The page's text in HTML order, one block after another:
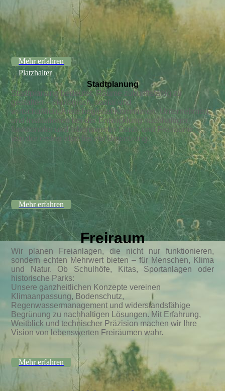
Mehr erfahren
Platzhalter
Stadtplanung
Stadtplanung bedeutet, Räume zukunftsfähig zu
gestalten – ökologisch, sozial und
wirtschaftlich. Arete begleitet Kommunen, Unternehmen
und Institutionen bei der Entwicklung nachhaltiger,
funktionaler und lebenswerter Stadt- und Freiräume –
von der ersten Idee bis zur Umsetzung.
Mehr erfahren
Freiraum
Wir planen Freianlagen, die nicht nur funktionieren,
sondern echten Mehrwert bieten – für Menschen, Klima
und Natur. Ob Schulhöfe, Kitas, Sportanlagen oder
historische Parks:
Unsere ganzheitlichen Konzepte vereinen
Klimaanpassung, Bodenschutz,
Regenwassermanagement und widerstandsfähige
Begrünung zu nachhaltigen Lösungen. Mit Erfahrung,
Weitblick und technischer Präzision machen wir Ihre
Vision von lebenswerten Freiräumen wahr.
Mehr erfahren